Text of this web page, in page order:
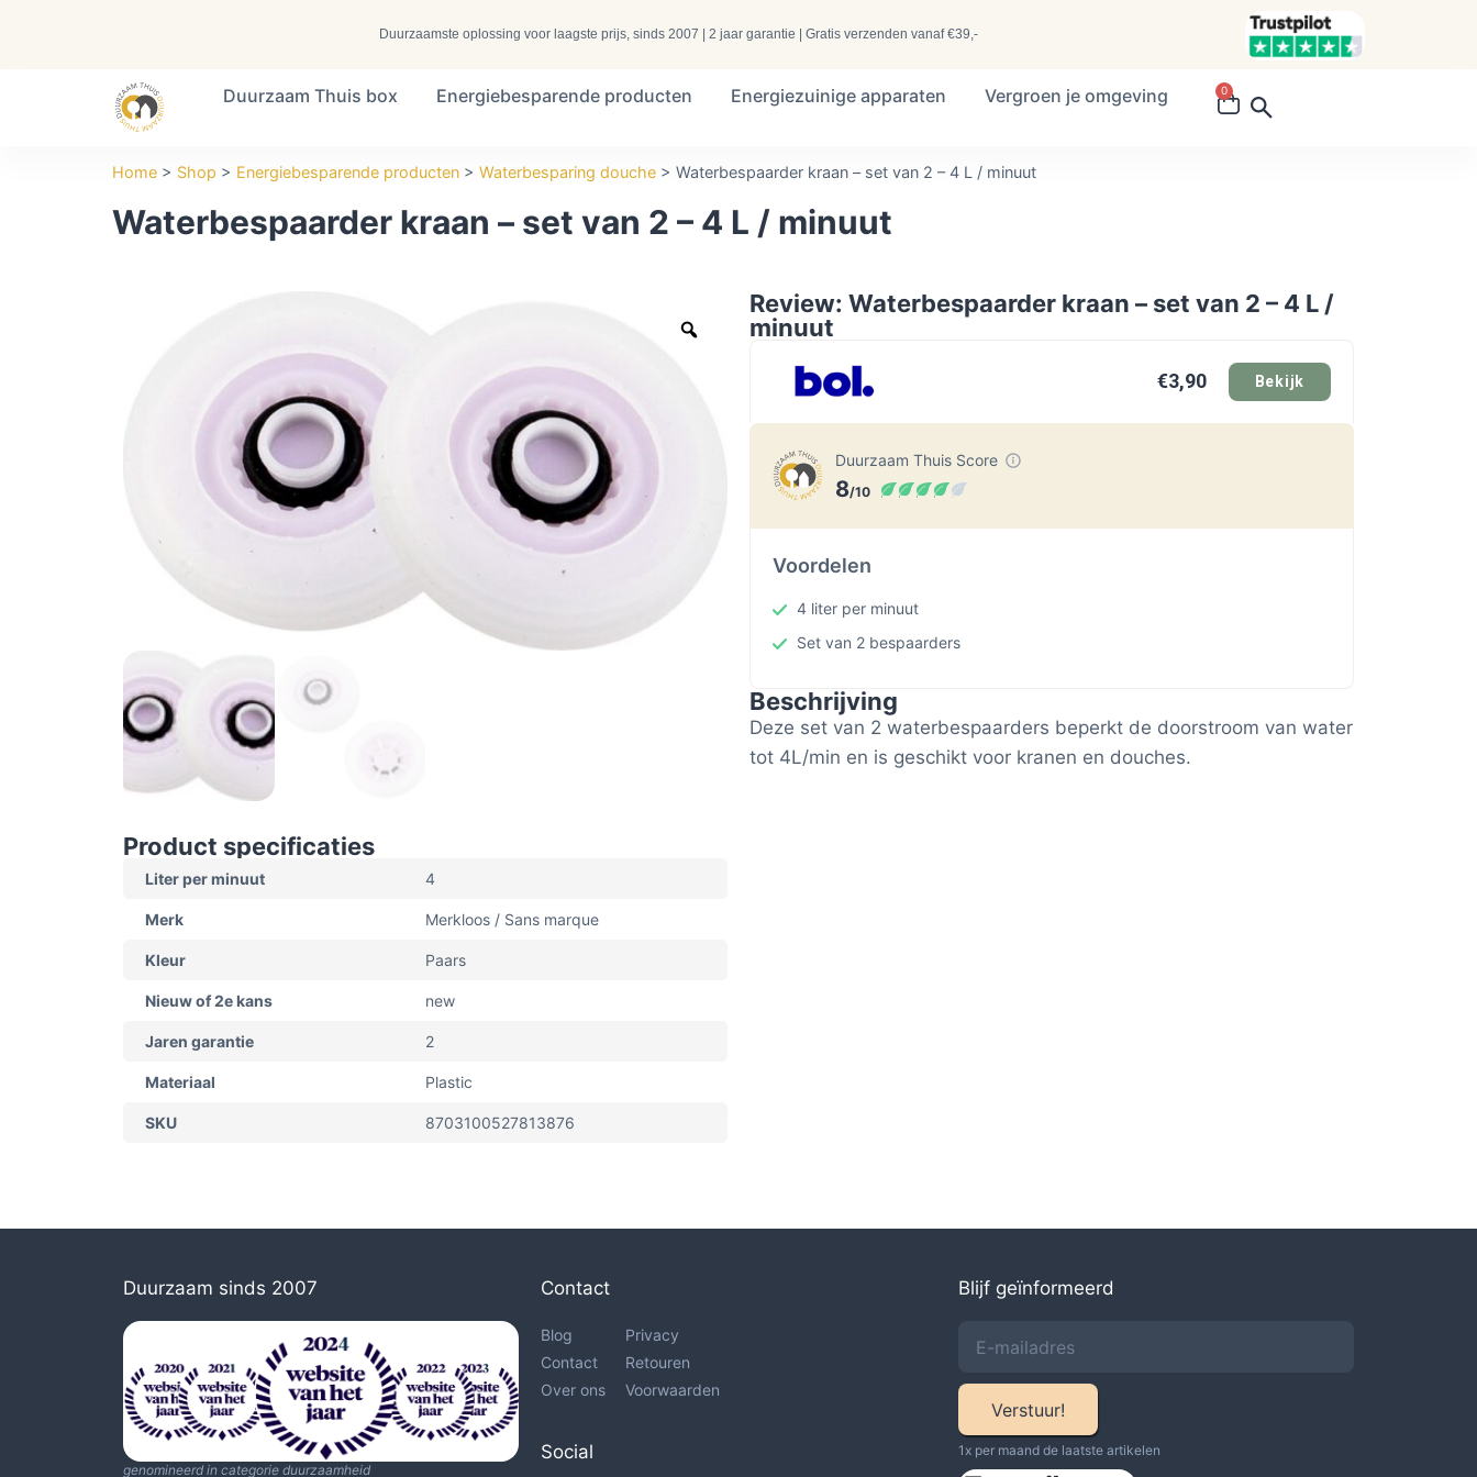
Duurzaamste oplossing voor laagste prijs, sinds 2007 | 2 jaar garantie | Gratis verzenden vanaf €39,-
Duurzaam Thuis box Energiebesparende producten Energiezuinige apparaten Vergroen je omgeving 0
Home > Shop > Energiebesparende producten > Waterbesparing douche > Waterbespaarder kraan – set van 2 – 4 L / minuut
Waterbespaarder kraan – set van 2 – 4 L / minuut
Product specificaties
Liter per minuut 4
Merk Merkloos / Sans marque
Kleur Paars
Nieuw of 2e kans new
Jaren garantie 2
Materiaal Plastic
SKU 8703100527813876
Review: Waterbespaarder kraan – set van 2 – 4 L /
minuut
€3,90 Bekijk
Duurzaam Thuis Score
8/10
Voordelen
4 liter per minuut
Set van 2 bespaarders
Beschrijving
Deze set van 2 waterbespaarders beperkt de doorstroom van water
tot 4L/min en is geschikt voor kranen en douches.
Duurzaam sinds 2007
genomineerd in categorie duurzaamheid
Contact
Blog
Contact
Over ons
Privacy
Retouren
Voorwaarden
Social
Blijf geïnformeerd
Verstuur!
1x per maand de laatste artikelen​